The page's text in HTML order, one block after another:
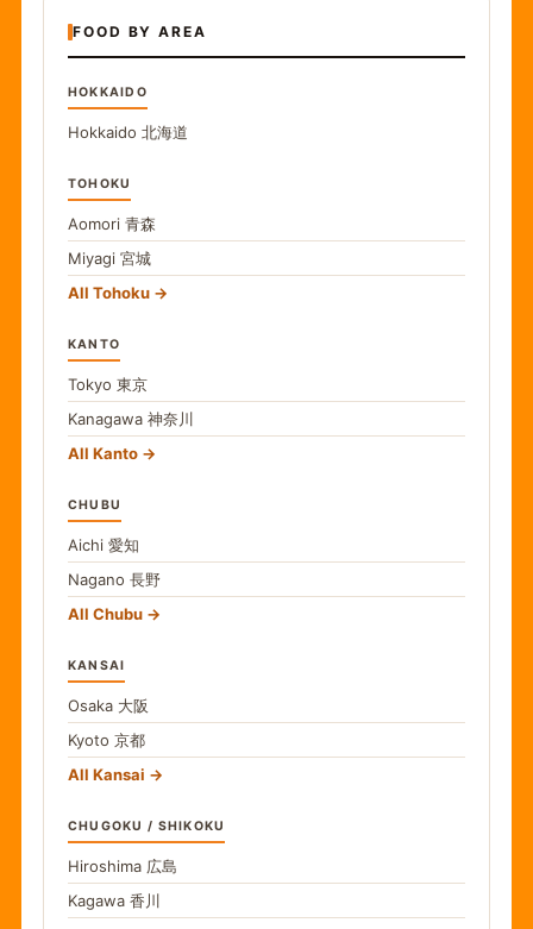
FOOD BY AREA
HOKKAIDO
Hokkaido 北海道
TOHOKU
Aomori 青森
Miyagi 宮城
All Tohoku
KANTO
Tokyo 東京
Kanagawa 神奈川
All Kanto
CHUBU
Aichi 愛知
Nagano 長野
All Chubu
KANSAI
Osaka 大阪
Kyoto 京都
All Kansai
CHUGOKU / SHIKOKU
Hiroshima 広島
Kagawa 香川